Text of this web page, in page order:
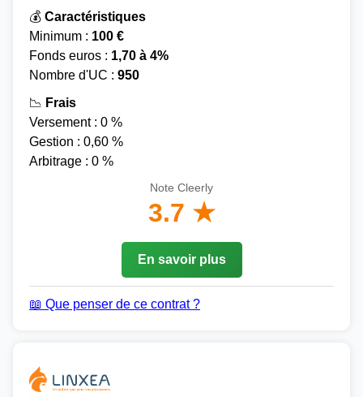
💰 Caractéristiques
Minimum : 100 €
Fonds euros : 1,70 à 4%
Nombre d'UC : 950
📉 Frais
Versement : 0 %
Gestion : 0,60 %
Arbitrage : 0 %
Note Cleerly
3.7 ★
En savoir plus
📖 Que penser de ce contrat ?